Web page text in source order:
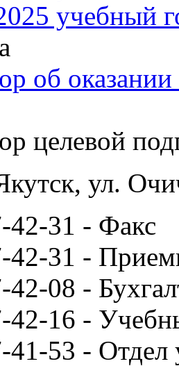
учебный
об
целевой
ул.
42-31 - Факс
42-31 -
08 -
42-16 -
41-53 - Отдел